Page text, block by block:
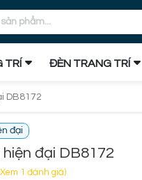
TRÍ ĐÈN TRANG TRÍ
DB8172
đại
đại DB8172
1 đánh giá)